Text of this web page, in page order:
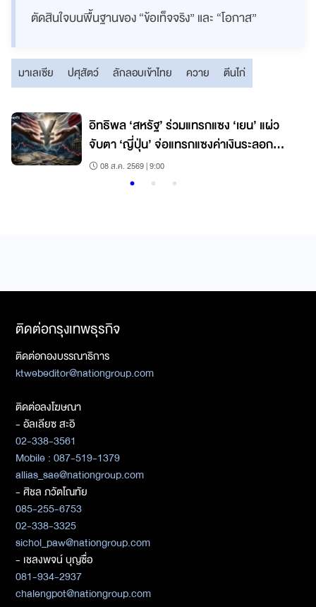
ตัดสินใจบนพื้นฐานของ “ข้อเท็จจริง” และ “โอกาส”
มาเลเซีย ปศุสัตว์ ลักลอบเข้าไทย ควาย ตีนไก่
อิทธิพล ‘สหรัฐ’ ร่วมแทรกแซง ‘เยน’ แผ่ว
จับตา ‘ญี่ปุ่น’ จ่อแทรกแซงค่าเงินระลอก
ใหม่08 ส.ค. 2569 | 9:00
ติดต่อกรุงเทพธุรกิจ
ติดต่อกองบรรณาธิการ
ktwebeditor@nationgroup.com
ติดต่อลงโฆษณา
- อัลเลียซ สะอิ
02-338-3561
Mobile : 087-519-1379
allias_sae@nationgroup.com
- ศิชล ภวัตโณทัย
085-255-6753
02-338-3325
sichol_paw@nationgroup.com
- เชลงพจน์ บุญซื่อ
081-934-2937
chalengpot@nationgroup.com